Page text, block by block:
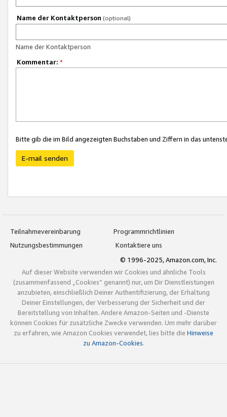
Name der Kontaktperson (optional)
Name der Kontaktperson
Kommentar: *
Bitte gib die im Bild angezeigten Buchstaben und Ziffern in das
E-mail senden
Teilnahmevereinbarung
Programmrichtlinien
Nutzungsbestimmungen
Kontaktiere uns
© 1996-2025, Amazon.com, Inc.
Auf dieser Website verwenden wir Cookies und ähnliche Tools
(zusammenfassend „Cookies“ genannt) nur, um Dir Dienstleistungen
anzubieten, einschließlich Deiner Authentifizierung, der Erhaltung
Deiner Einstellungen, der Verbesserung der Sicherheit und der
Bereitstellung von Inhalten. Andere Amazon-Seiten und -Dienste
können Cookies für zusätzliche Zwecke verwenden. Um mehr darüber
zu erfahren, wie Amazon Cookies verwendet, lies bitte die Hinweise
zu Amazon-Cookies.